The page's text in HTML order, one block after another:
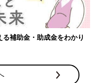
症対策、知っておいて！